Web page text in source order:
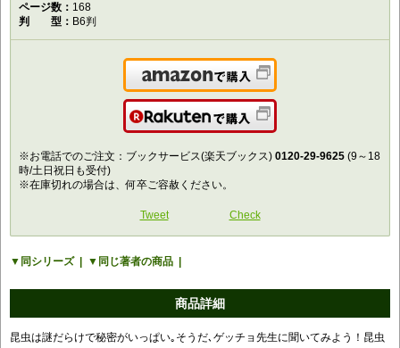
ページ数
168
判型B6判
Amazonで購入
楽天で購入
※お電話でのご注文：ブックサービス(楽天ブックス) 0120-29-9625 (9～18
時/土日祝日も受付)
※在庫切れの場合は、何卒ご容赦ください。
Tweet Check
同シリーズ 同じ著者の商品
商品詳細
昆虫は謎だらけで秘密がいっぱい｡そうだ､ゲッチョ先生に聞いてみよう！昆虫